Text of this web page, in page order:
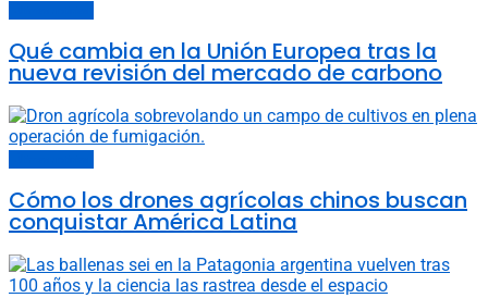
Qué cambia en la Unión Europea tras la
nueva revisión del mercado de carbono
Cómo los drones agrícolas chinos buscan
conquistar América Latina